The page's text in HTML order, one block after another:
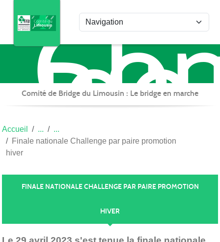
de
du
Comité de Bridge du Limousin : Le bridge en marche
Accueil
Finale nationale Challenge par paire promotion
hiver
FINALE NATIONALE CHALLENGE PAR PAIRE PROMOTION
HIVER